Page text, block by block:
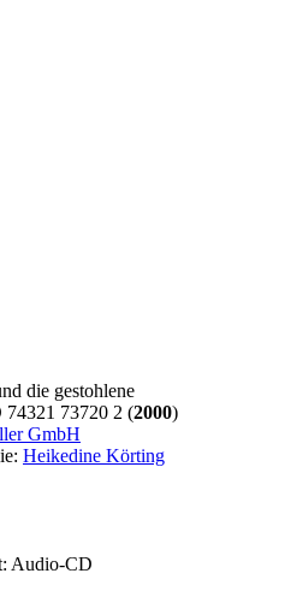
die gestohlene
74321 73720 2 (2000)
GmbH
Heikedine Körting
Audio-CD